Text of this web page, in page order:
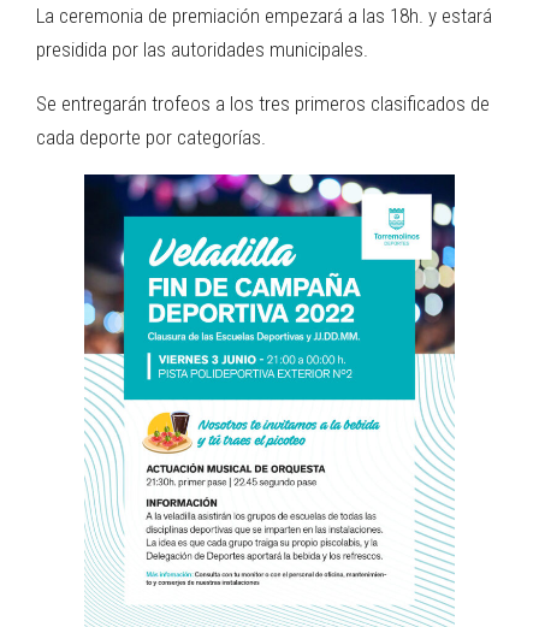
La ceremonia de premiación empezará a las 18h. y estará
presidida por las autoridades municipales.
Se entregarán trofeos a los tres primeros clasificados de
cada deporte por categorías.